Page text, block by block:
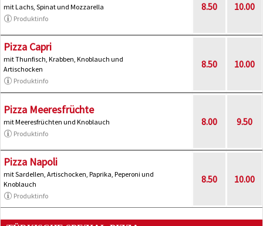
mit Lachs, Spinat und Mozzarella
Produktinfo
8.50 10.00
Pizza Capri
mit Thunfisch, Krabben, Knoblauch und
Artischocken
Produktinfo
8.50 10.00
Pizza Meeresfrüchte
mit Meeresfrüchten und Knoblauch
Produktinfo
8.00 9.50
Pizza Napoli
mit Sardellen, Artischocken, Paprika, Peperoni und
Knoblauch
Produktinfo
8.50 10.00